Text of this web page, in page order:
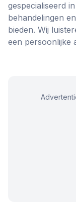
gespecialiseerd
behandelingen
bieden. Wij
een persoonlijke